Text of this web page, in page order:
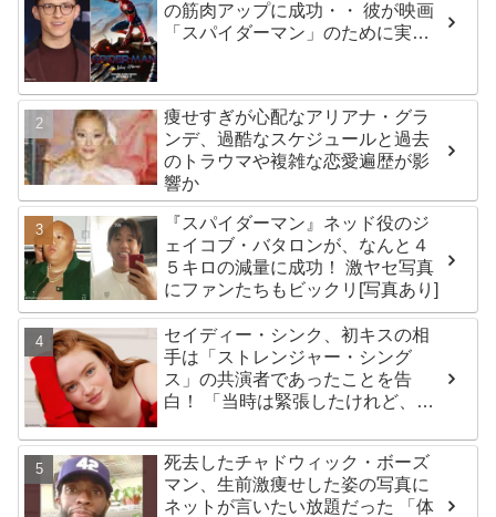
の筋肉アップに成功・・ 彼が映画
「スパイダーマン」のために実践
痩せすぎが心配なアリアナ・グラ
ンデ、過酷なスケジュールと過去
のトラウマや複雑な恋愛遍歴が影
響か
『スパイダーマン』ネッド役のジ
ェイコブ・バタロンが、なんと４
５キロの減量に成功！ 激ヤセ写真
にファンたちもビックリ[写真あり]
セイディー・シンク、初キスの相
手は「ストレンジャー・シング
ス」の共演者であったことを告
白！ 「当時は緊張したけれど、い
死去したチャドウィック・ボーズ
マン、生前激痩せした姿の写真に
ネットが言いたい放題だった 「体